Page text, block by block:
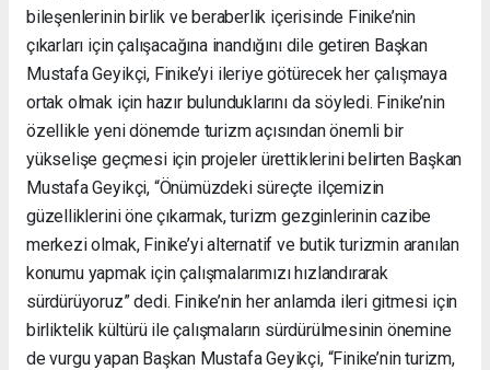
bileşenlerinin birlik ve beraberlik içerisinde Finike’nin
çıkarları için çalışacağına inandığını dile getiren Başkan
Mustafa Geyikçi, Finike’yi ileriye götürecek her çalışmaya
ortak olmak için hazır bulunduklarını da söyledi. Finike’nin
özellikle yeni dönemde turizm açısından önemli bir
yükselişe geçmesi için projeler ürettiklerini belirten Başkan
Mustafa Geyikçi, “Önümüzdeki süreçte ilçemizin
güzelliklerini öne çıkarmak, turizm gezginlerinin cazibe
merkezi olmak, Finike’yi alternatif ve butik turizmin aranılan
konumu yapmak için çalışmalarımızı hızlandırarak
sürdürüyoruz” dedi. Finike’nin her anlamda ileri gitmesi için
birliktelik kültürü ile çalışmaların sürdürülmesinin önemine
de vurgu yapan Başkan Mustafa Geyikçi, “Finike’nin turizm,